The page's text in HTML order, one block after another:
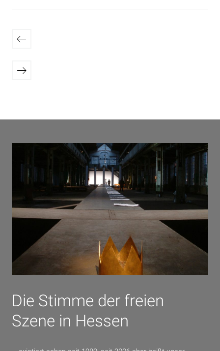
derBeiträge
Beiträge
Die Stimme der freien
Szene in Hessen